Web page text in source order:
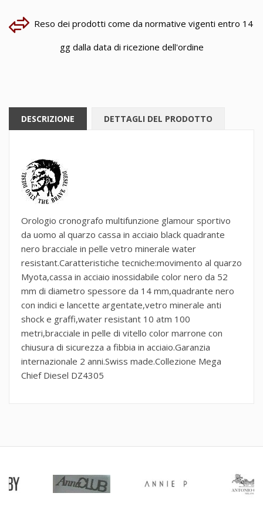
Reso dei prodotti come da normative vigenti entro 14
gg dalla data di ricezione dell'ordine
DESCRIZIONE DETTAGLI DEL PRODOTTO
Orologio cronografo multifunzione glamour sportivo
da uomo al quarzo cassa in acciaio black quadrante
nero bracciale in pelle vetro minerale water
resistant.Caratteristiche tecniche:movimento al quarzo
Myota,cassa in acciaio inossidabile color nero da 52
mm di diametro spessore da 14 mm,quadrante nero
con indici e lancette argentate,vetro minerale anti
shock e graffi,water resistant 10 atm 100
metri,bracciale in pelle di vitello color marrone con
chiusura di sicurezza a fibbia in acciaio.Garanzia
internazionale 2 anni.Swiss made.Collezione Mega
Chief Diesel DZ4305